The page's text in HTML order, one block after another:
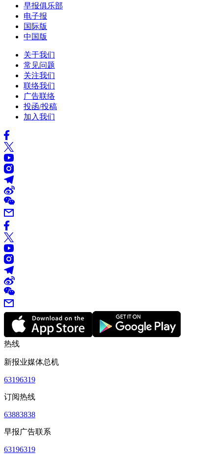
早报俱乐部
电子报
国际版
中国版
关于我们
常见问题
关注我们
联络我们
广告联络
投函/投稿
加入我们
热线
新报业媒体总机
63196319
订阅热线
63883838
早报广告联系
63196319